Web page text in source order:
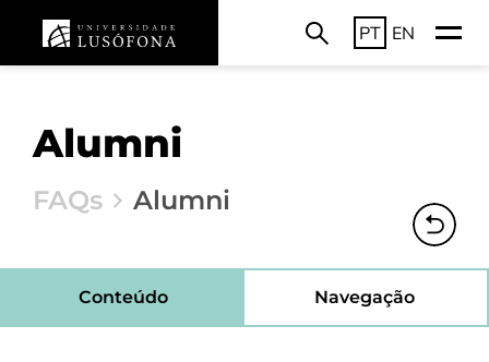
PT EN
Alumni
FAQs Alumni
Conteúdo Navegação